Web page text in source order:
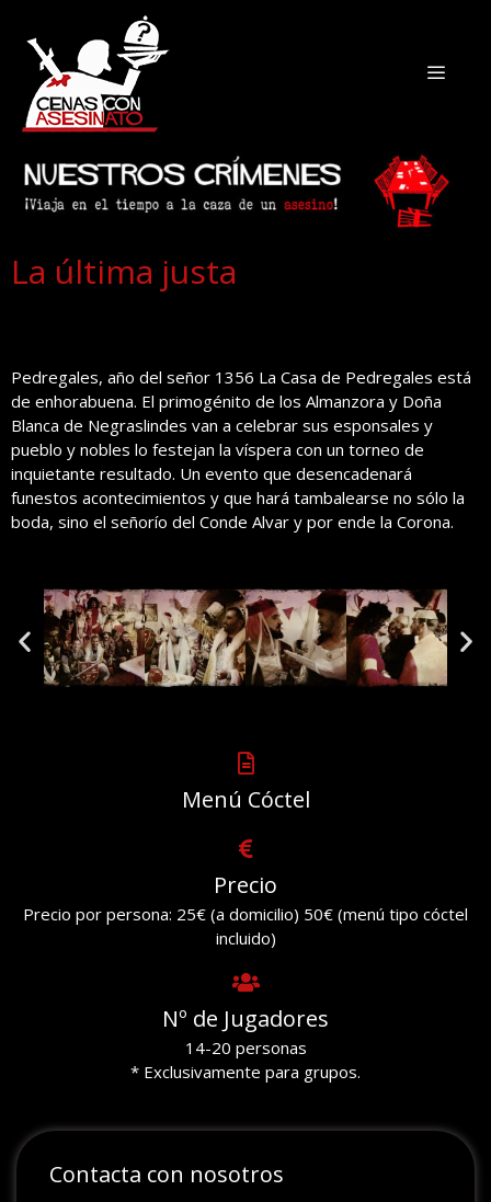
La última justa
Pedregales, año del señor 1356 La Casa de Pedregales está
de enhorabuena. El primogénito de los Almanzora y Doña
Blanca de Negraslindes van a celebrar sus esponsales y
pueblo y nobles lo festejan la víspera con un torneo de
inquietante resultado. Un evento que desencadenará
funestos acontecimientos y que hará tambalearse no sólo la
boda, sino el señorío del Conde Alvar y por ende la Corona.
Menú Cóctel
Precio
Precio por persona: 25€ (a domicilio) 50€ (menú tipo cóctel
incluido)
Nº de Jugadores
14-20 personas
* Exclusivamente para grupos.
Contacta con nosotros